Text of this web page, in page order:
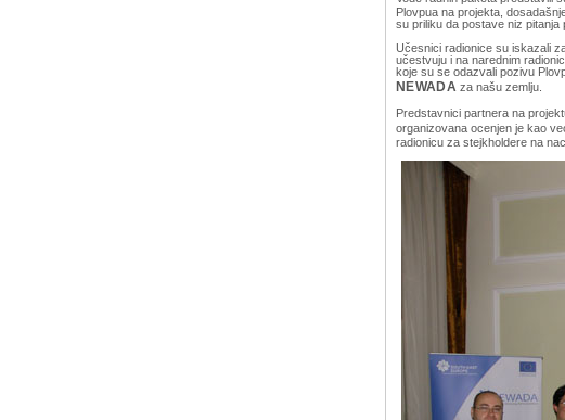
Plovpua na projekta,
su priliku da postave niz pitanja
Učesnici radionice su iskazali
učestvuju i na narednim
koje su se odazvali pozivu
NEWADA za našu zemlju.
Predstavnici partnera na
organizovana ocenjen je kao
radionicu za stejkholdere na